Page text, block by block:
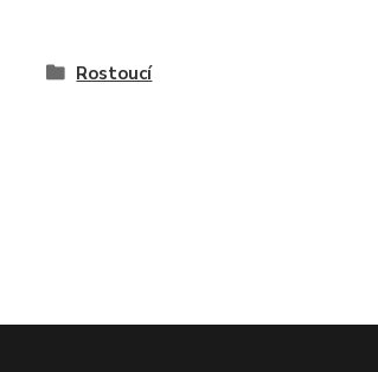
Rostoucí